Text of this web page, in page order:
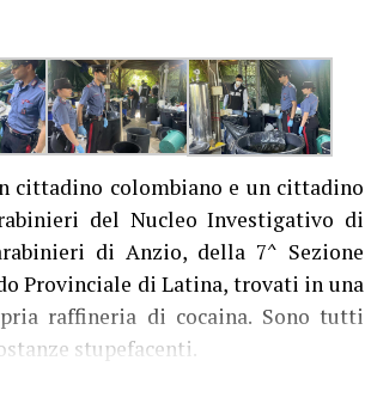
cittadino colombiano e un cittadino
del Nucleo Investigativo di
di Anzio, della 7^ Sezione
Provinciale di Latina, trovati in una
raffineria di cocaina. Sono tutti
stupefacenti.